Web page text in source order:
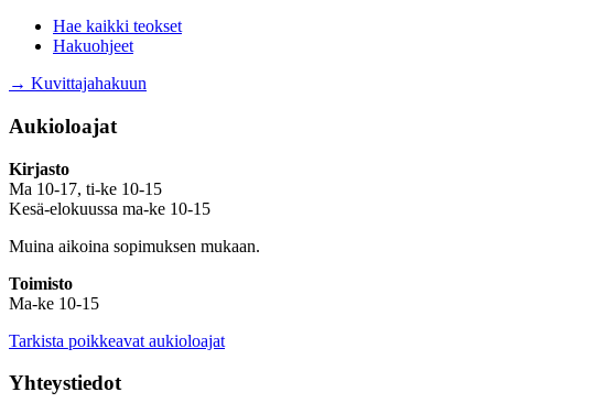
Hae kaikki teokset
Hakuohjeet
→ Kuvittajahakuun
Aukioloajat
Kirjasto
Ma 10-17, ti-ke 10-15
Kesä-elokuussa ma-ke 10-15
Muina aikoina sopimuksen mukaan.
Toimisto
Ma-ke 10-15
Tarkista poikkeavat aukioloajat
Yhteystiedot